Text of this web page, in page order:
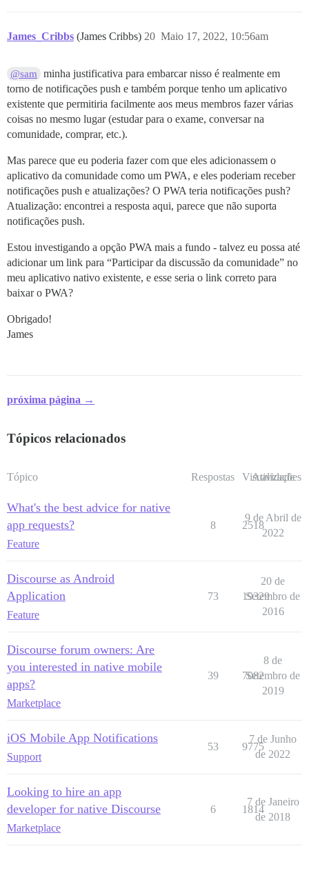
James_Cribbs (James Cribbs) Maio 17, 2022, 10:56am
20
@sam
minha justificativa para embarcar nisso é realmente em
torno de notificações push e também porque tenho um aplicativo
existente que permitiria facilmente aos meus membros fazer várias
coisas no mesmo lugar (estudar para o exame, conversar na
comunidade, comprar, etc.).
Mas parece que eu poderia fazer com que eles adicionassem o
aplicativo da comunidade como um PWA, e eles poderiam receber
notificações push e atualizações? O PWA teria notificações push?
Atualização: encontrei a resposta aqui, parece que não suporta
notificações push.
Estou investigando a opção PWA mais a fundo - talvez eu possa até
adicionar um link para “Participar da discussão da comunidade” no
meu aplicativo nativo existente, e esse seria o link correto para
baixar o PWA?
Obrigado!
James
próxima página →
Tópicos relacionados
Tópico Respostas Visualizações
Atividade
What's the best advice for native
app requests?
Feature
8 2518
9 de Abril de
2022
Discourse as Android
Application
Feature
73 19329
20 de
Setembro de
2016
Discourse forum owners: Are
you interested in native mobile
apps?
Marketplace
39 7082
8 de
Setembro de
2019
iOS Mobile App Notifications
Support
53 9775
7 de Junho
de 2022
Looking to hire an app
developer for native Discourse
Marketplace
6 1814
7 de Janeiro
de 2018